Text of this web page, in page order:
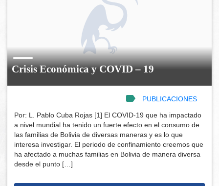
Crisis Económica y COVID – 19
PUBLICACIONES
Por: L. Pablo Cuba Rojas [1] El COVID-19 que ha impactado
a nivel mundial ha tenido un fuerte efecto en el consumo de
las familias de Bolivia de diversas maneras y es lo que
interesa investigar. El periodo de confinamiento creemos que
ha afectado a muchas familias en Bolivia de manera diversa
desde el punto […]